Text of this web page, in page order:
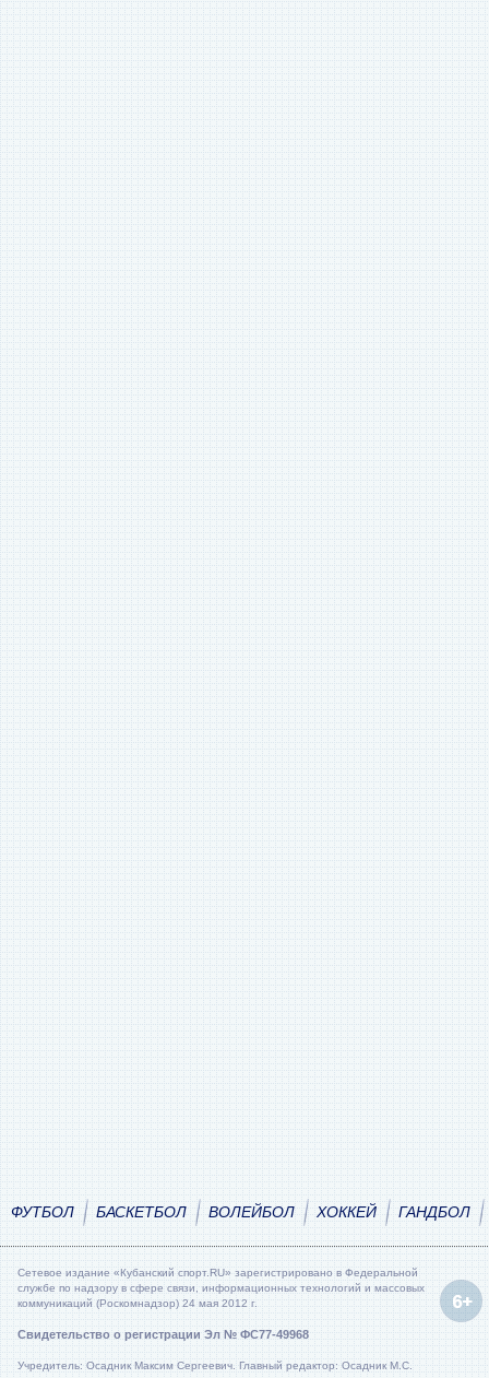
ФУТБОЛ БАСКЕТБОЛ ВОЛЕЙБОЛ ХОККЕЙ ГАНДБОЛ
Сетевое издание «Кубанский спорт.RU» зарегистрировано в Федеральной
службе по надзору в сфере связи, информационных технологий и массовых
коммуникаций (Роскомнадзор) 24 мая 2012 г.
Свидетельство о регистрации Эл № ФС77-49968
Учредитель: Осадник Максим Сергеевич. Главный редактор: Осадник М.С.